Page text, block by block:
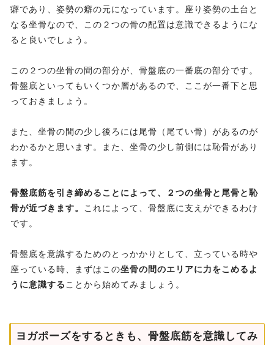
癖であり、姿勢の癖の元になっています。座り姿勢の土台と
なる坐骨なので、この２つの骨の配置は意識できるようにな
ると良いでしょう。
この２つの坐骨の間の部分が、骨盤底の一番底の部分です。
骨盤底といってもいくつか層があるので、ここが一番下と思
っておきましょう。
また、坐骨の間の少し後ろには尾骨（尾てい骨）があるのが
わかるかと思います。また、坐骨の少し前側には恥骨があり
ます。
骨盤底筋を引き締めることによって、２つの坐骨と尾骨と恥
骨が近づきます。
これによって、骨盤底に支えができるわけ
です。
骨盤底を意識するためのとっかかりとして、立っている時や
座っている時、まずはこの坐骨の間のエリアに力をこめるよ
うに意識する ことから始めてみましょう。
ヨガポーズをするときも、骨盤底筋を意識してみ